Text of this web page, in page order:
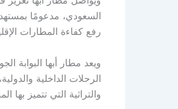
رفع كفاءة المطارات
ويعد مطار أبها البوابة
الرحلات الداخلية
والتراثية التي تتميز بها